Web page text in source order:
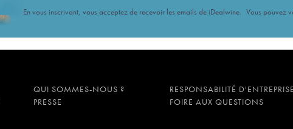
En vous inscrivant, vous acceptez de recevoir les emails de iDealwine. Vous pouvez
QUI SOMMES-NOUS ?
RESPONSABILITÉ
PRESSE FOIRE AUX QUESTIONS